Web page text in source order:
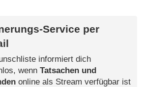
Service per
informiert dich
wenn Tatsachen und
online als Stream verfügbar ist